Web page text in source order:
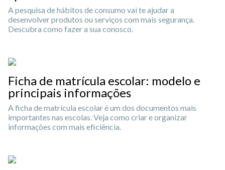
A pesquisa de hábitos de consumo vai te ajudar a
desenvolver produtos ou serviços com mais segurança.
Descubra como fazer a sua conosco.
Ficha de matrícula escolar: modelo e
principais informações
A ficha de matrícula escolar é um dos documentos mais
importantes nas escolas. Veja como criar e organizar
informações com mais eficiência.